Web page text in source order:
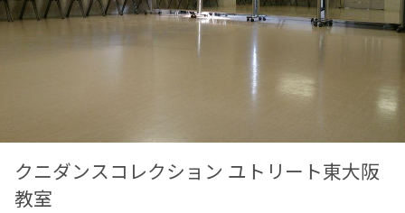
クニダンスコレクション ユトリート東大阪
教室